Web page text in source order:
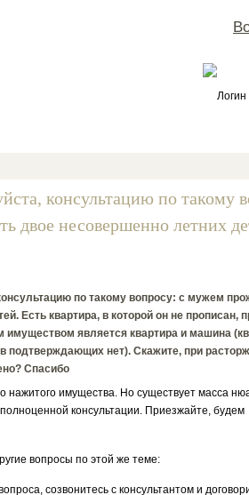
Логин
консультацию по такому
двое несовершенно летних
по такому вопросу: с мужем
Есть квартира, в которой он не прописан,
является квартира и машина
подтверждающих нет). Скажите, при
Спасибо
имущества. Но существует масса
консультации. Приезжайте, будем
вопросы по этой же теме:
созвонитесь с консультантом и